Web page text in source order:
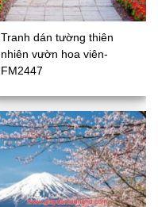
Tranh dán tường thiên
nhiên vườn hoa viên-
FM2447